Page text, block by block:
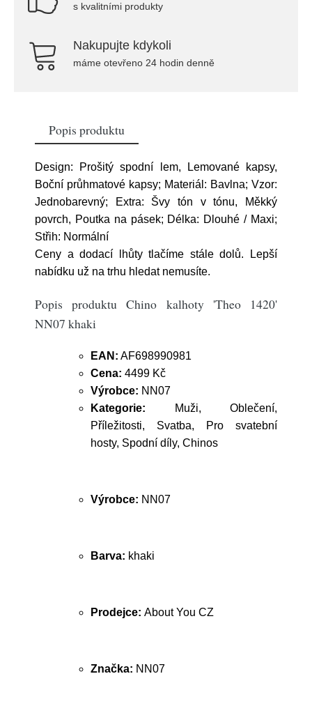
s kvalitními produkty
Nakupujte kdykoli
máme otevřeno 24 hodin denně
Popis produktu
Design: Prošitý spodní lem, Lemované kapsy,
Boční průhmatové kapsy; Materiál: Bavlna; Vzor:
Jednobarevný; Extra: Švy tón v tónu, Měkký
povrch, Poutka na pásek; Délka: Dlouhé / Maxi;
Střih: Normální
Ceny a dodací lhůty tlačíme stále dolů. Lepší
nabídku už na trhu hledat nemusíte.
Popis produktu Chino kalhoty 'Theo 1420'
NN07 khaki
EAN: AF698990981
Cena: 4499 Kč
Výrobce: NN07
Kategorie: Muži, Oblečení,
Příležitosti, Svatba, Pro svatební
hosty, Spodní díly, Chinos
Výrobce: NN07
Barva: khaki
Prodejce: About You CZ
Značka: NN07